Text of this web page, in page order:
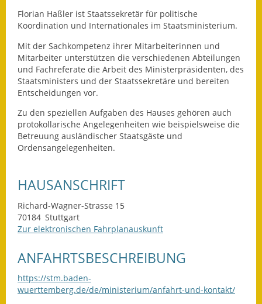
Notfallplanung
Ortsplan
Schadensmeldung
Landesstraße
Zahlen und Fakten
Rathaus
Florian Haßler ist Staatssekretär für politische
Koordination und Internationales im Staatsministerium.
Mit der Sachkompetenz ihrer Mitarbeiterinnen und
Mitarbeiter unterstützen die verschiedenen Abteilungen
und Fachreferate die Arbeit des Ministerpräsidenten, des
Staatsministers und der Staatssekretäre und bereiten
Entscheidungen vor.
Zu den speziellen Aufgaben des Hauses gehören auch
protokollarische Angelegenheiten wie beispielsweise die
Betreuung ausländischer Staatsgäste und
Ordensangelegenheiten.
HAUSANSCHRIFT
Richard-Wagner-Strasse 15
70184 Stuttgart
Zur elektronischen Fahrplanauskunft
ANFAHRTSBESCHREIBUNG
https://stm.baden-
wuerttemberg.de/de/ministerium/anfahrt-und-kontakt/